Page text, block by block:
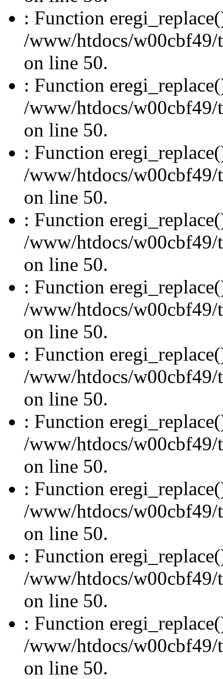
: Function
/www/htdocs/w00cbf49/
on line 50.
: Function
/www/htdocs/w00cbf49/
on line 50.
: Function
/www/htdocs/w00cbf49/
on line 50.
: Function
/www/htdocs/w00cbf49/
on line 50.
: Function
/www/htdocs/w00cbf49/
on line 50.
: Function
/www/htdocs/w00cbf49/
on line 50.
: Function
/www/htdocs/w00cbf49/
on line 50.
: Function
/www/htdocs/w00cbf49/
on line 50.
: Function
/www/htdocs/w00cbf49/
on line 50.
: Function
/www/htdocs/w00cbf49/
on line 50.